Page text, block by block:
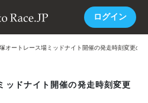
ログイン
オートレース場ミッドナイト開催の発走時刻変更の
ッドナイト開催の発走時刻変更